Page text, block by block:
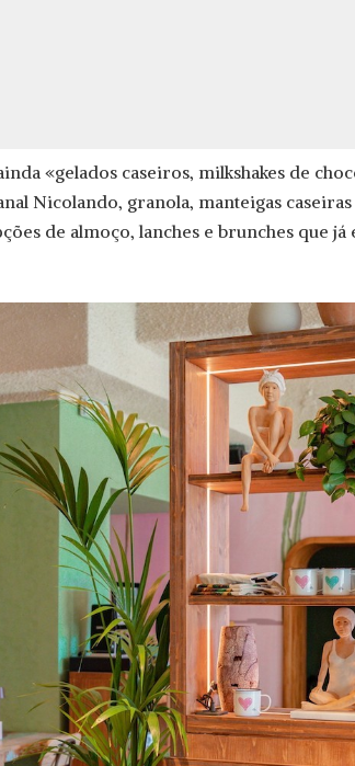
«gelados caseiros, milkshakes de
Nicolando, granola, manteigas
de almoço, lanches e brunches que